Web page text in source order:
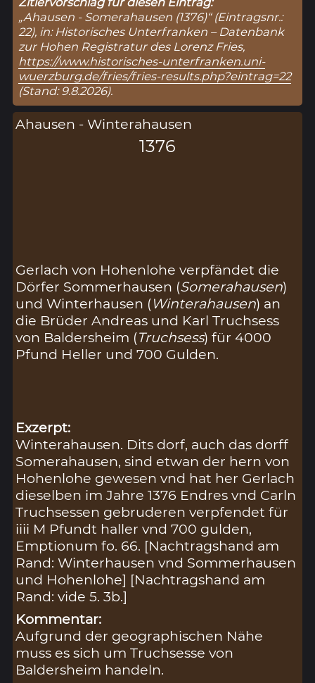
„Ahausen - Somerahausen (1376)“ (Eintragsnr.:
22), in: Historisches Unterfranken – Datenbank
zur Hohen Registratur des Lorenz Fries,
https://www.historisches-unterfranken.uni-
wuerzburg.de/fries/fries-results.php?eintrag=22
(Stand: 9.8.2026).
Ahausen - Winterahausen
1376
Gerlach von Hohenlohe verpfändet die
Dörfer Sommerhausen (Somerahausen)
und Winterhausen (Winterahausen) an
die Brüder Andreas und Karl Truchsess
von Baldersheim (Truchsess) für 4000
Pfund Heller und 700 Gulden.
Exzerpt:
Winterahausen. Dits dorf, auch das dorff
Somerahausen, sind etwan der hern von
Hohenlohe gewesen vnd hat her Gerlach
dieselben im Jahre 1376 Endres vnd Carln
Truchsessen gebruderen verpfendet für
iiii M Pfundt haller vnd 700 gulden,
Emptionum fo. 66. [Nachtragshand am
Rand: Winterhausen vnd Sommerhausen
und Hohenlohe] [Nachtragshand am
Rand: vide 5. 3b.]
Kommentar:
Aufgrund der geographischen Nähe
muss es sich um Truchsesse von
Baldersheim handeln.